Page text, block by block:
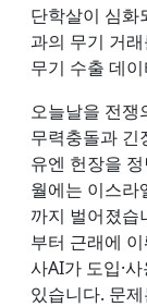
단학살이 심화
과의 무기 거
무기 수출 데
오늘날을 전쟁
무력충돌과 긴
유엔 헌장을
월에는 이스라
까지 벌어졌습
부터 근래에
사AI가 도입·
있습니다. 문